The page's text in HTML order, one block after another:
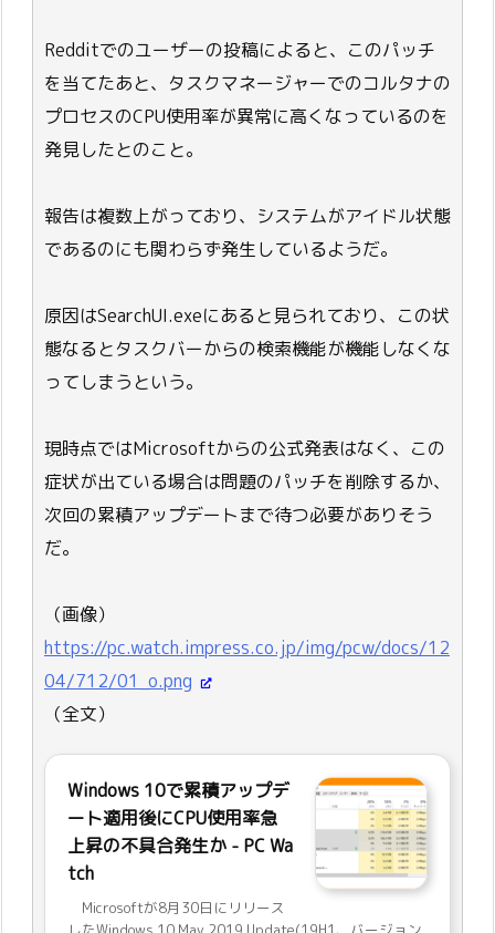
Redditでのユーザーの投稿によると、このパッチ
を当てたあと、タスクマネージャーでのコルタナの
プロセスのCPU使用率が異常に高くなっているのを
発見したとのこと。
報告は複数上がっており、システムがアイドル状態
であるのにも関わらず発生しているようだ。
原因はSearchUI.exeにあると見られており、この状
態なるとタスクバーからの検索機能が機能しなくな
ってしまうという。
現時点ではMicrosoftからの公式発表はなく、この
症状が出ている場合は問題のパッチを削除するか、
次回の累積アップデートまで待つ必要がありそう
だ。
（画像）
https://pc.watch.impress.co.jp/img/pcw/docs/12
04/712/01_o.png
（全文）
Windows 10で累積アップデ
ート適用後にCPU使用率急
上昇の不具合発生か - PC Wa
tch
Microsoftが8月30日にリリース